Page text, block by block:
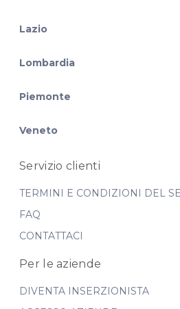
Lazio
Lombardia
Piemonte
Veneto
Servizio clienti
TERMINI E CONDIZIONI DEL
FAQ
CONTATTACI
Per le aziende
DIVENTA INSERZIONISTA